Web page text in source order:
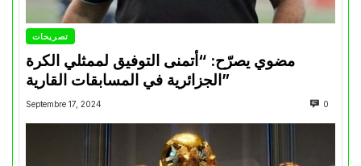
تصريحات
مضوي يصرّح: “أتمنى التوفيق لممثلي الكرة
الجزائرية في المسابقات القارية”
Septembre 17, 2024 0